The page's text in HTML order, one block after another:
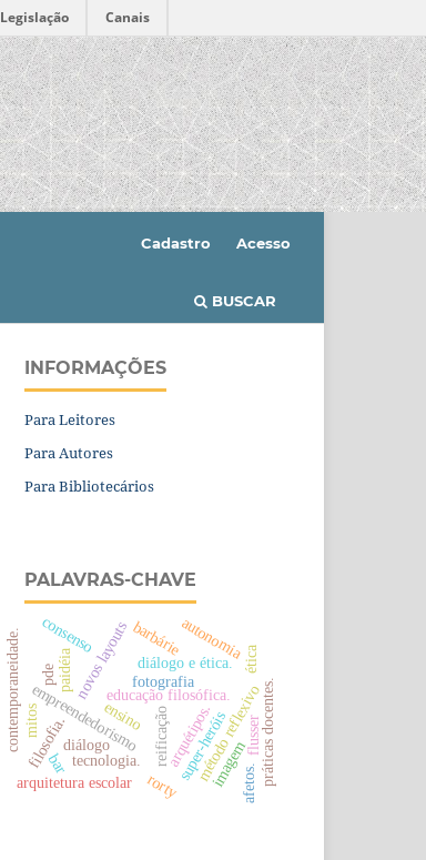
Legislação Canais
BUSCAR
Cadastro Acesso
INFORMAÇÕES
Para Leitores
Para Autores
Para Bibliotecários
PALAVRAS-CHAVE
empreendedorismo
filosofia. reificação
educação filosófica.
novos layouts
arquitetura escolar
diálogo e ética.
método reflexivo
tecnologia.
fotografia
autonomia
contemporaneidade. arquétipos.
paidéia
super-heróisimagem
ensino
diálogo práticas docentes.
flusser
consenso
rorty
ética
bar
mitos
pde
barbárie
afetos.